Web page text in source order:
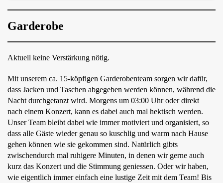
Garderobe
Aktuell keine Verstärkung nötig.
Mit unserem ca. 15-köpfigen Garderobenteam sorgen wir dafür,
dass Jacken und Taschen abgegeben werden können, während die
Nacht durchgetanzt wird. Morgens um 03:00 Uhr oder direkt
nach einem Konzert, kann es dabei auch mal hektisch werden.
Unser Team bleibt dabei wie immer motiviert und organisiert, so
dass alle Gäste wieder genau so kuschlig und warm nach Hause
gehen können wie sie gekommen sind. Natürlich gibts
zwischendurch mal ruhigere Minuten, in denen wir gerne auch
kurz das Konzert und die Stimmung geniessen. Oder wir haben,
wie eigentlich immer einfach eine lustige Zeit mit dem Team! Bis